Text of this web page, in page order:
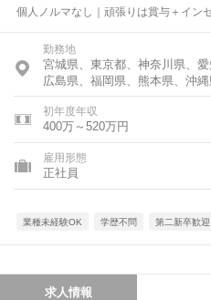
個人ノルマなし｜頑張りは賞与＋イン
勤務地
宮城県、東京都、神奈川県、
広島県、福岡県、熊本県、沖縄
初年度年収
400万～520万円
雇用形態
正社員
業種未経験OK 学歴不問 第二新卒歓迎
求人情報